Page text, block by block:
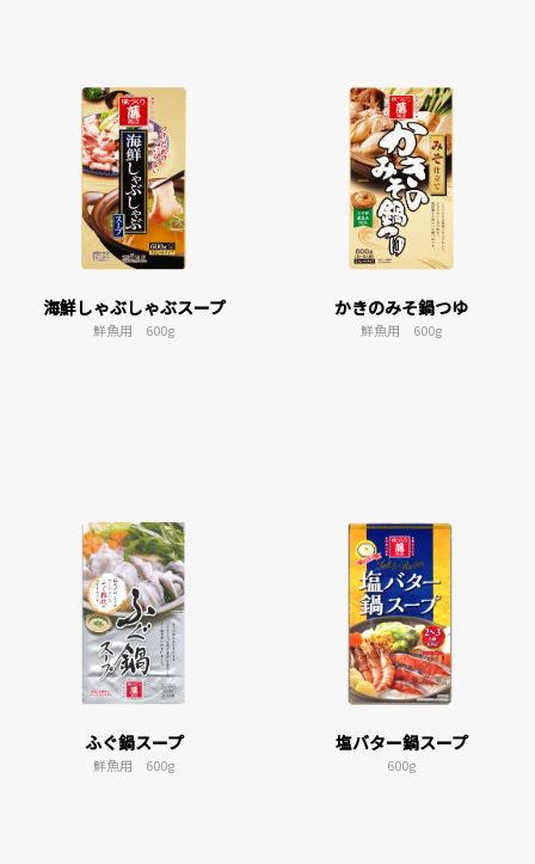
海鮮しゃぶしゃぶスープ
鮮魚用 600g
かきのみそ鍋つゆ
鮮魚用 600g
ふぐ鍋スープ
鮮魚用 600g
塩バター鍋スープ
600g